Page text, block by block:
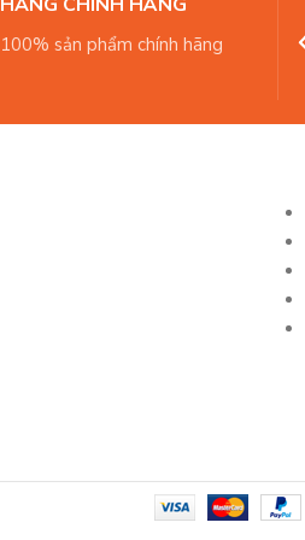
100% sản phẩm chính hãng